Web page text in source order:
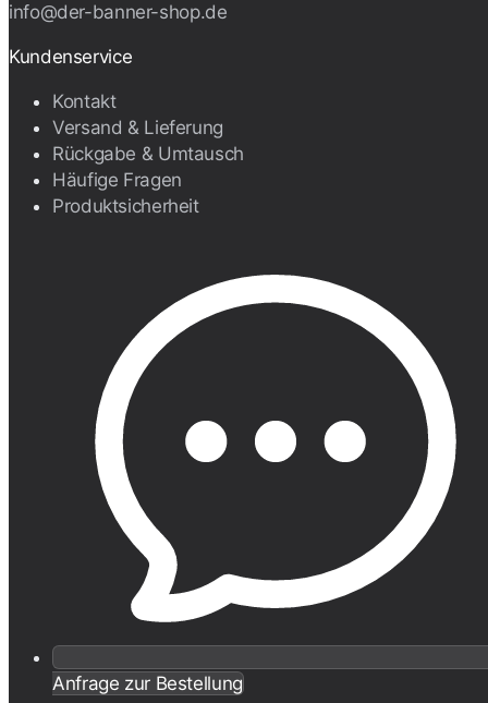
info@der-banner-shop.de
Kundenservice
Kontakt
Versand & Lieferung
Rückgabe & Umtausch
Häufige Fragen
Produktsicherheit
Anfrage zur Bestellung